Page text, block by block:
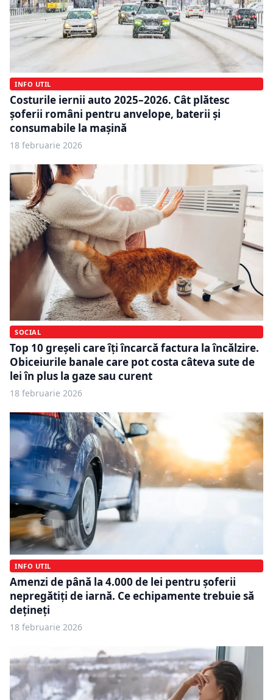
INFO UTIL
Costurile iernii auto 2025–2026. Cât plătesc
șoferii români pentru anvelope, baterii și
consumabile la mașină
18 februarie 2026
SOCIAL
Top 10 greșeli care îți încarcă factura la încălzire.
Obiceiurile banale care pot costa câteva sute de
lei în plus la gaze sau curent
18 februarie 2026
INFO UTIL
Amenzi de până la 4.000 de lei pentru șoferii
nepregătiți de iarnă. Ce echipamente trebuie să
dețineți
18 februarie 2026